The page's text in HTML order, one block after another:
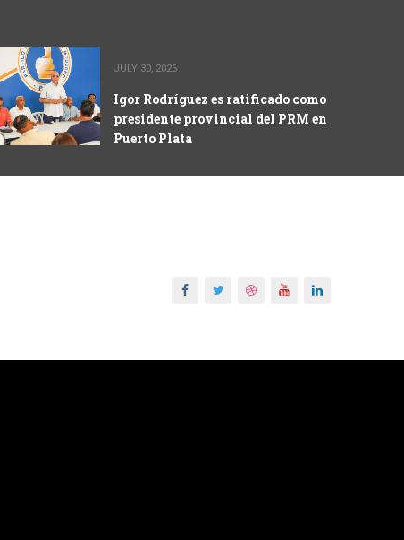
JULY 30, 2026
Igor Rodríguez es ratificado como
presidente provincial del PRM en
Puerto Plata